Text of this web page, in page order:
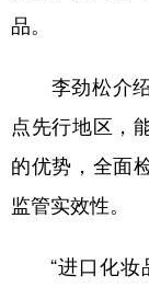
品。
李劲松介绍
点先行地区，
的优势，全面
监管实效性。
“进口化妆